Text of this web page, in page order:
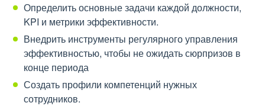
Определить основные задачи каждой должности,
KPI и метрики эффективности.
Внедрить инструменты регулярного управления
эффективностью, чтобы не ожидать сюрпризов в
конце периода
Создать профили компетенций нужных
сотрудников.